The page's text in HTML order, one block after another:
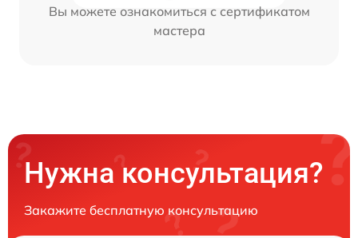
Вы можете ознакомиться с сертификатом
мастера
Нужна консультация?
Закажите бесплатную консультацию